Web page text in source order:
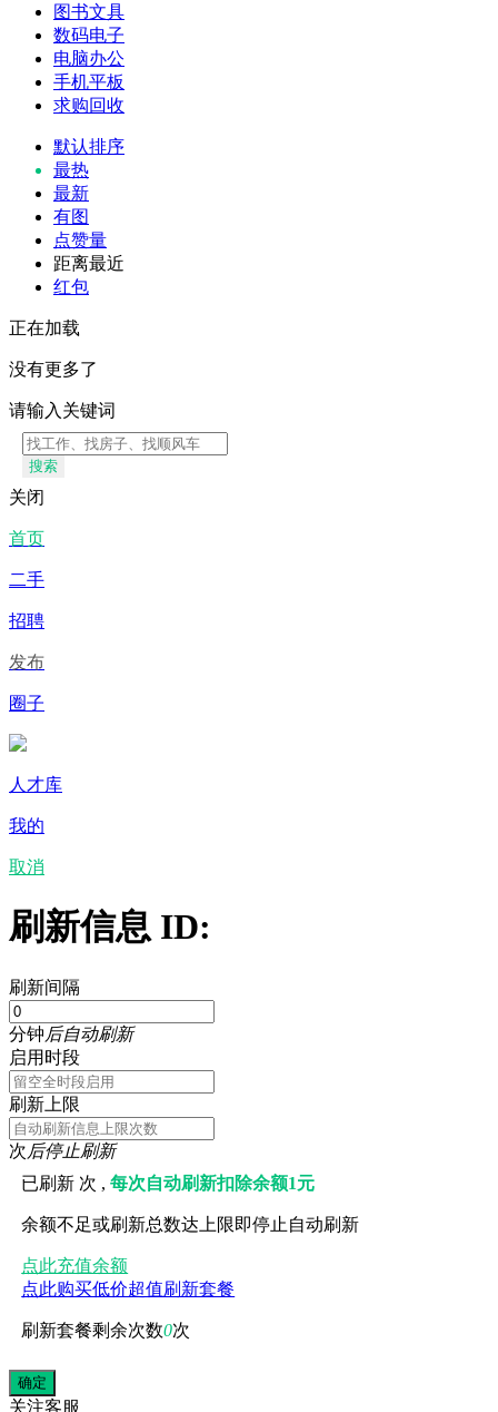
图书文具
数码电子
电脑办公
手机平板
求购回收
默认排序
最热
最新
有图
点赞量
距离最近
红包
正在加载
没有更多了
请输入关键词
搜索
关闭
首页
二手
招聘
发布
圈子
人才库
我的
取消
刷新信息 ID:
刷新间隔
分钟后自动刷新
启用时段
刷新上限
次后停止刷新
已刷新 次 ,每次自动刷新扣除余额1元
余额不足或刷新总数达上限即停止自动刷新
点此充值余额
点此购买低价超值刷新套餐
刷新套餐剩余次数0次
关注客服